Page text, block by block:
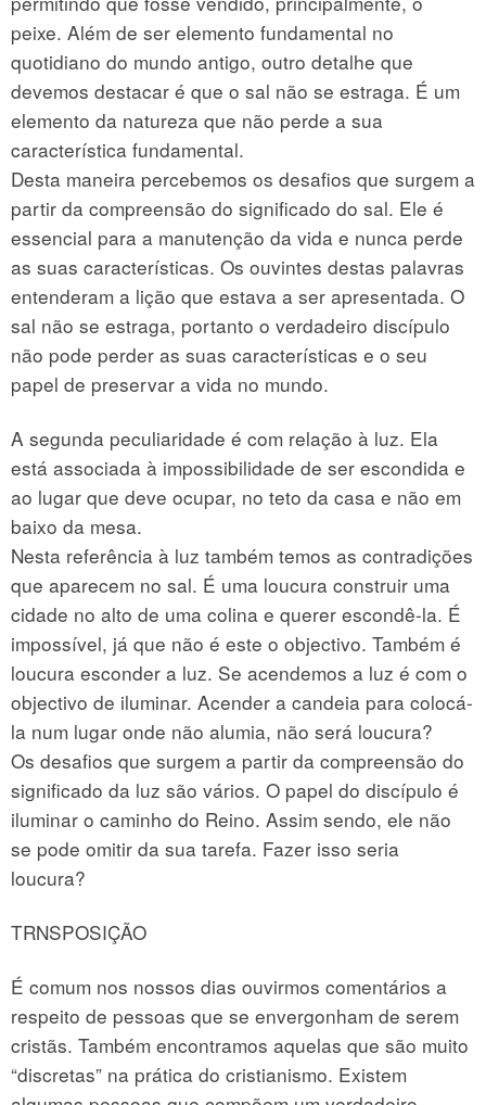
peixe. Além de ser elemento fundamental no
quotidiano do mundo antigo, outro detalhe que
devemos destacar é que o sal não se estraga. É um
elemento da natureza que não perde a sua
característica fundamental.
Desta maneira percebemos os desafios que surgem a
partir da compreensão do significado do sal. Ele é
essencial para a manutenção da vida e nunca perde
as suas características. Os ouvintes destas palavras
entenderam a lição que estava a ser apresentada. O
sal não se estraga, portanto o verdadeiro discípulo
não pode perder as suas características e o seu
papel de preservar a vida no mundo.
A segunda peculiaridade é com relação à luz. Ela
está associada à impossibilidade de ser escondida e
ao lugar que deve ocupar, no teto da casa e não em
baixo da mesa.
Nesta referência à luz também temos as contradições
que aparecem no sal. É uma loucura construir uma
cidade no alto de uma colina e querer escondê-la. É
impossível, já que não é este o objectivo. Também é
loucura esconder a luz. Se acendemos a luz é com o
objectivo de iluminar. Acender a candeia para colocá-
la num lugar onde não alumia, não será loucura?
Os desafios que surgem a partir da compreensão do
significado da luz são vários. O papel do discípulo é
iluminar o caminho do Reino. Assim sendo, ele não
se pode omitir da sua tarefa. Fazer isso seria
loucura?
TRNSPOSIÇÃO
É comum nos nossos dias ouvirmos comentários a
respeito de pessoas que se envergonham de serem
cristãs. Também encontramos aquelas que são muito
“discretas” na prática do cristianismo. Existem